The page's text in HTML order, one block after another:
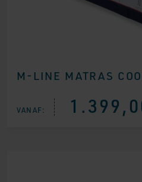
M-LINE MATRAS
VANAF: